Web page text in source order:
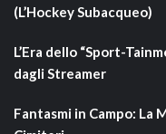
(L’Hockey Subacqueo)
L’Era dello “Sport-
dagli Streamer
Fantasmi in Campo: La